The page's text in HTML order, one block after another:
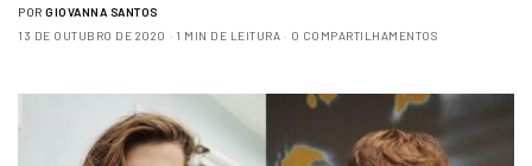
POR GIOVANNA SANTOS
13 DE OUTUBRO DE 2020
1 MIN DE LEITURA 0 COMPARTILHAMENTOS